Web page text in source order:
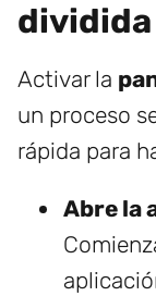
Activar la
un proceso
rápida para
Abre la